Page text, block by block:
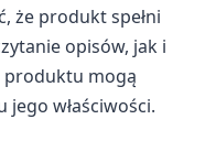
że produkt spełni
opisów, jak i
produktu mogą
właściwości.